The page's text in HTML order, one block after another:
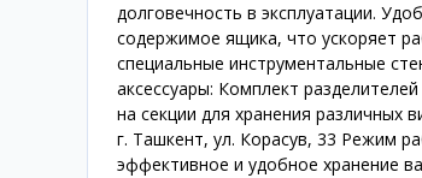
долговечность в эксплуатации.
содержимое ящика, что ускоряет
специальные инструментальные
аксессуары: Комплект
на секции для хранения различных
г. Ташкент, ул. Корасув, 33 Режим
эффективное и удобное хранение